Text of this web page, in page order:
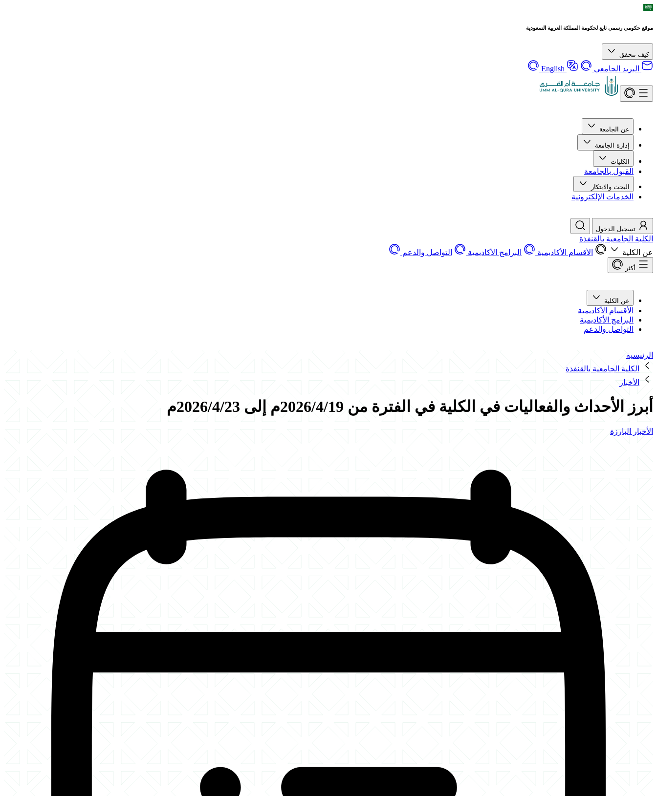
موقع حكومي رسمي تابع لحكومة المملكة العربية السعودية
كيف تتحقق
البريد الجامعي English
عن الجامعة
إدارة الجامعة
الكليات
القبول بالجامعة
البحث والابتكار
الخدمات الإلكترونية
تسجيل الدخول
الكلية الجامعية بالقنفذة
عن الكلية
الأقسام الأكاديمية البرامج الأكاديمية التواصل والدعم
أكثر
عن الكلية
الأقسام الأكاديمية
البرامج الأكاديمية
التواصل والدعم
الرئيسية
الكلية الجامعية بالقنفذة
الأخبار
أبرز الأحداث والفعاليات في الكلية في الفترة من 2026/4/19م إلى 2026/4/23م
الأخبار البارزة